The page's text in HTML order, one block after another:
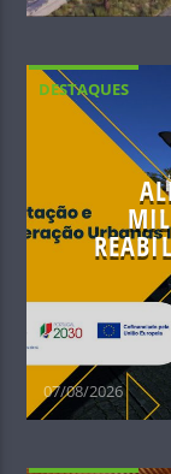
DESTAQUES
07/08/2026